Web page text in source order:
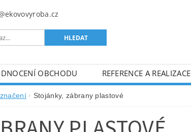
OBCHODU REFERENCE A REALIZACE
Stojánky, zábrany plastové